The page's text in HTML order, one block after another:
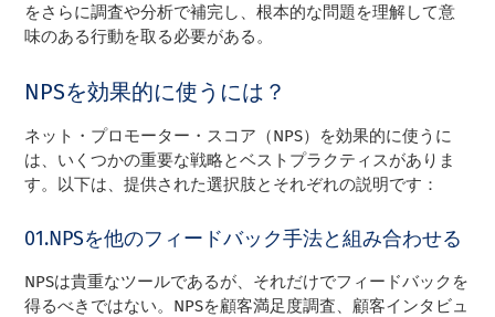
をさらに調査や分析で補完し、根本的な問題を理解して意
味のある行動を取る必要がある。
NPSを効果的に使うには？
ネット・プロモーター・スコア（NPS）を効果的に使うに
は、いくつかの重要な戦略とベストプラクティスがありま
す。以下は、提供された選択肢とそれぞれの説明です：
01.NPSを他のフィードバック手法と組み合わせる
NPSは貴重なツールであるが、それだけでフィードバックを
得るべきではない。NPSを顧客満足度調査、顧客インタビュ